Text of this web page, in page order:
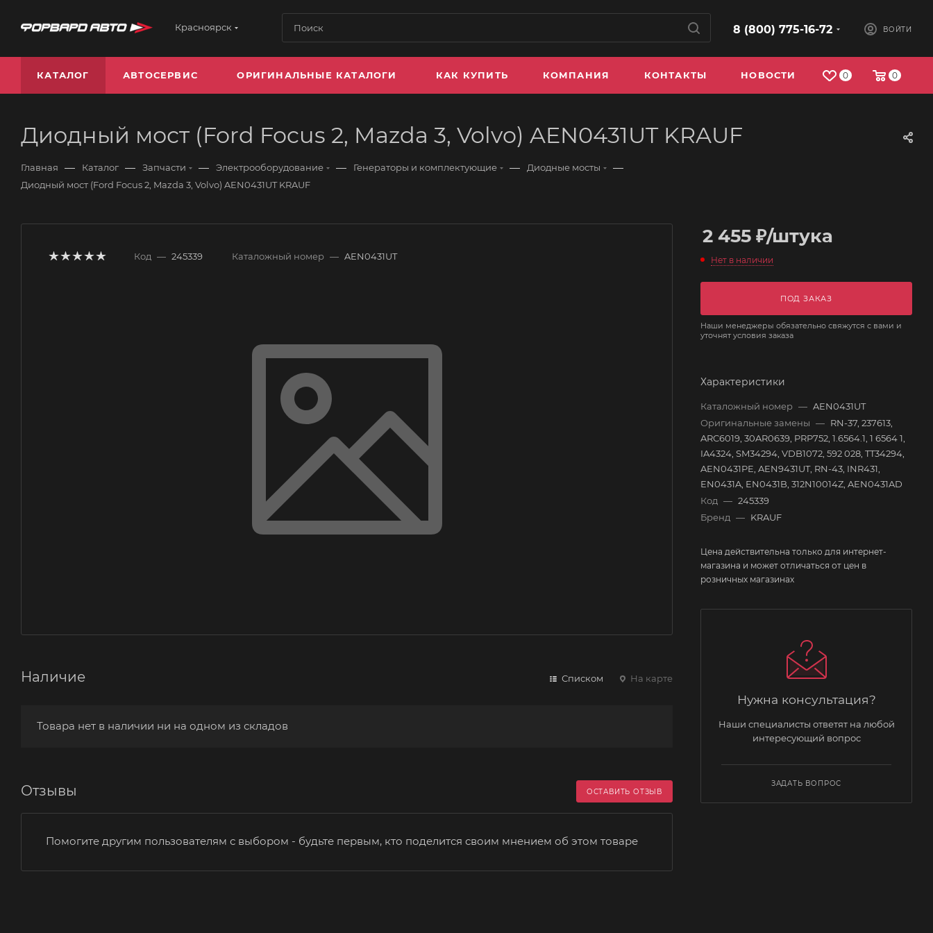
Красноярск 8 (800) 775-16-72 ВОЙТИ
0 0
КАТАЛОГ АВТОСЕРВИС ОРИГИНАЛЬНЫЕ КАТАЛОГИ КАК КУПИТЬ КОМПАНИЯ КОНТАКТЫ НОВОСТИ
Диодный мост (Ford Focus 2, Mazda 3, Volvo) AEN0431UT KRAUF
Главная — Каталог — Запчасти — Электрооборудование — Генераторы и комплектующие — Диодные мосты —
Диодный мост (Ford Focus 2, Mazda 3, Volvo) AEN0431UT KRAUF
Код — 245339 Каталожный номер — AEN0431UT
Наличие Списком На карте
Товара нет в наличии ни на одном из складов
Отзывы ОСТАВИТЬ ОТЗЫВ
Помогите другим пользователям с выбором - будьте первым, кто поделится своим мнением об этом товаре
2 455 ₽/штука
Нет в наличии
ПОД ЗАКАЗ
Наши менеджеры обязательно свяжутся с вами и
уточнят условия заказа
Характеристики
Каталожный номер — AEN0431UT
Оригинальные замены — RN-37, 237613,
ARC6019, 30AR0639, PRP752, 1.6564.1, 1 6564 1,
IA4324, SM34294, VDB1072, 592 028, TT34294,
AEN0431PE, AEN9431UT, RN-43, INR431,
EN0431A, EN0431B, 312N10014Z, AEN0431AD
Код — 245339
Бренд — KRAUF
Цена действительна только для интернет-
магазина и может отличаться от цен в
розничных магазинах
Нужна консультация?
Наши специалисты ответят на любой
интересующий вопрос
ЗАДАТЬ ВОПРОС